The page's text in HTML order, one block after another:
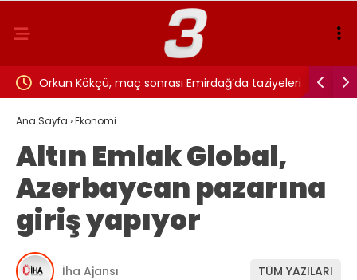
Orkun Kökçü, maç sonrası Emirdağ’da taziyeleri
kabul etti
Altay
Ana Sayfa ›Ekonomi
Altın Emlak Global,
Azerbaycan pazarına
giriş yapıyor
İha Ajansı TÜM YAZILARI